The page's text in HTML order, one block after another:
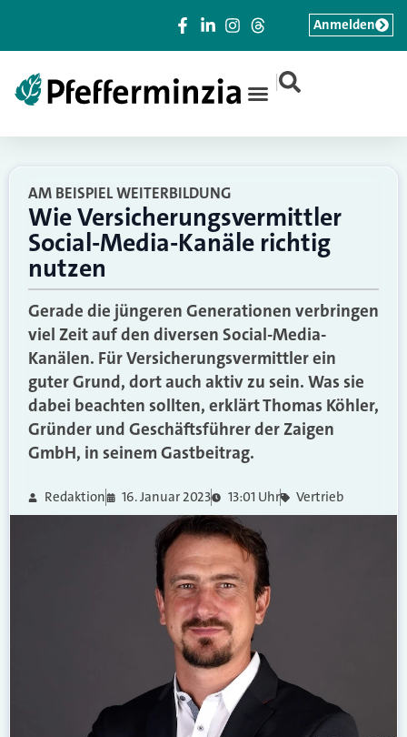
|
Anmelden
AM BEISPIEL WEITERBILDUNG
Wie Versicherungsvermittler
Social-Media-Kanäle richtig
nutzen
Gerade die jüngeren Generationen verbringen
viel Zeit auf den diversen Social-Media-
Kanälen. Für Versicherungsvermittler ein
guter Grund, dort auch aktiv zu sein. Was sie
dabei beachten sollten, erklärt Thomas Köhler,
Gründer und Geschäftsführer der Zaigen
GmbH, in seinem Gastbeitrag.
Redaktion 16. Januar 2023 13:01 Uhr Vertrieb